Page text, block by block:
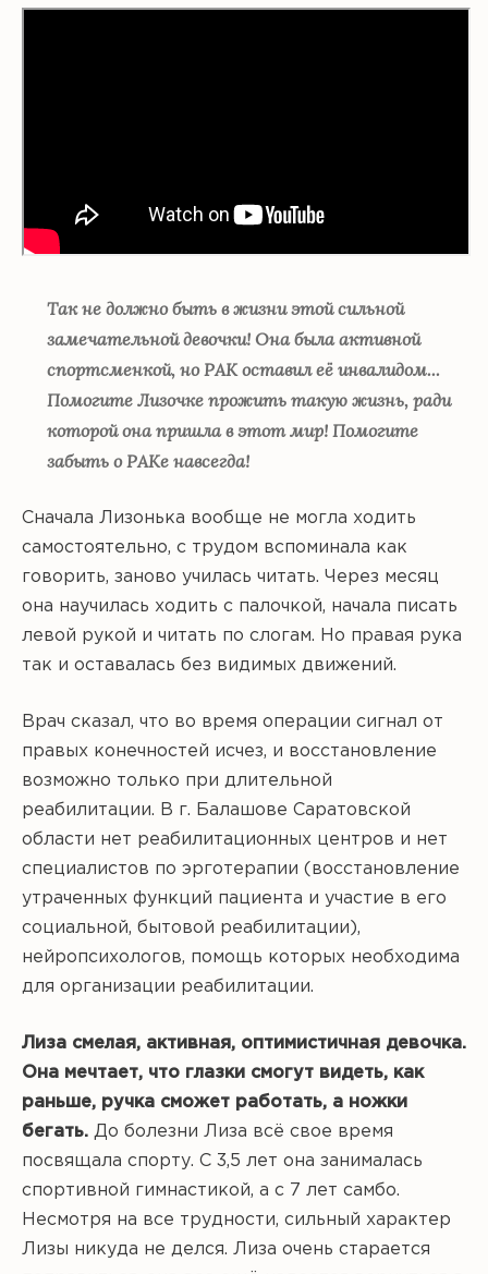
Так не должно быть в жизни этой сильной
замечательной девочки! Она была активной
спортсменкой, но РАК оставил её инвалидом...
Помогите Лизочке прожить такую жизнь, ради
которой она пришла в этот мир! Помогите
забыть о РАКе навсегда!
Сначала Лизонька вообще не могла ходить
самостоятельно, с трудом вспоминала как
говорить, заново училась читать. Через месяц
она научилась ходить с палочкой, начала писать
левой рукой и читать по слогам. Но правая рука
так и оставалась без видимых движений.
Врач сказал, что во время операции сигнал от
правых конечностей исчез, и восстановление
возможно только при длительной
реабилитации. В г. Балашове Саратовской
области нет реабилитационных центров и нет
специалистов по эрготерапии (восстановление
утраченных функций пациента и участие в его
социальной, бытовой реабилитации),
нейропсихологов, помощь которых необходима
для организации реабилитации.
Лиза смелая, активная, оптимистичная девочка.
Она мечтает, что глазки смогут видеть, как
раньше, ручка сможет работать, а ножки
бегать. До болезни Лиза всё свое время
посвящала спорту. С 3,5 лет она занималась
спортивной гимнастикой, а с 7 лет самбо.
Несмотря на все трудности, сильный характер
Лизы никуда не делся. Лиза очень старается